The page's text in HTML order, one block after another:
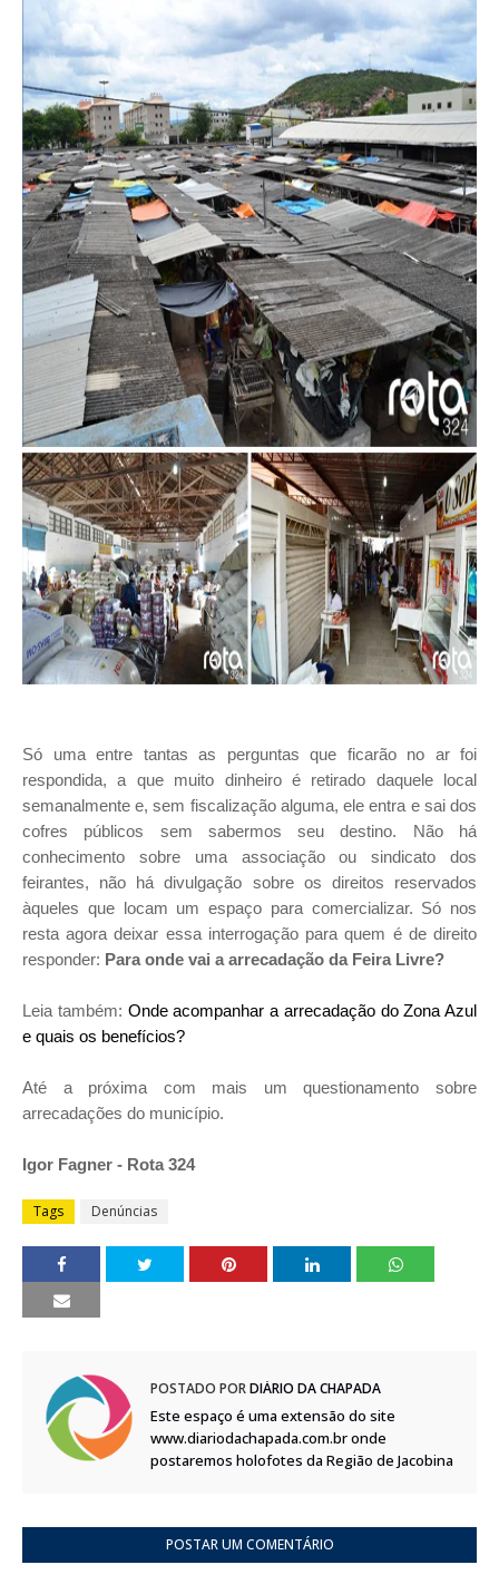
Só uma entre tantas as perguntas que ficarão no ar foi
respondida, a que muito dinheiro é retirado daquele local
semanalmente e, sem fiscalização alguma, ele entra e sai dos
cofres públicos sem sabermos seu destino. Não há
conhecimento sobre uma associação ou sindicato dos
feirantes, não há divulgação sobre os direitos reservados
àqueles que locam um espaço para comercializar. Só nos
resta agora deixar essa interrogação para quem é de direito
responder: Para onde vai a arrecadação da Feira Livre?
Leia também: Onde acompanhar a arrecadação do Zona Azul
e quais os benefícios?
Até a próxima com mais um questionamento sobre
arrecadações do município.
Igor Fagner - Rota 324
Tags Denúncias
POSTADO PORDIÁRIO DA CHAPADA
Este espaço é uma extensão do site
www.diariodachapada.com.br onde
postaremos holofotes da Região de Jacobina
POSTAR UM COMENTÁRIO